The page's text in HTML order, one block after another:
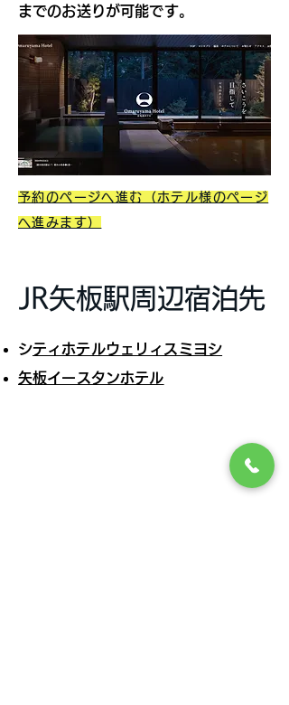
までのお送りが可能です。
予約のページへ進む（ホテル様のページ
へ進みます）
JR矢板駅周辺宿泊先
​シティホテルウェリィスミヨシ
矢板イースタンホテル